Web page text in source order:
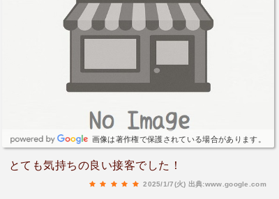
画像は著作権で保護されている場合があります。
とても気持ちの良い接客でした！
2025/1/7(火) 出典:www.google.com